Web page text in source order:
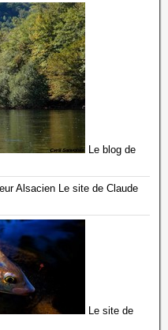
Le blog de
Le site de Claude
Le site de